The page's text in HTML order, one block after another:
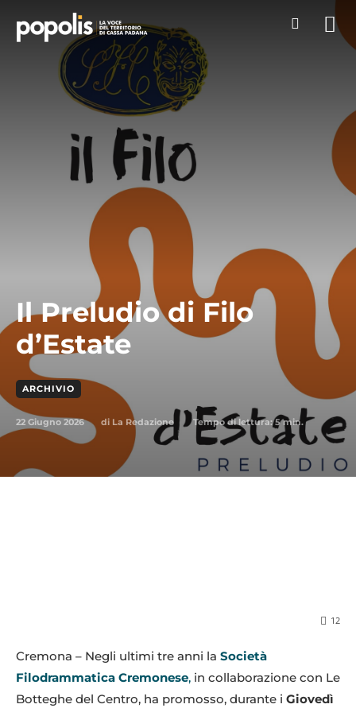
Il Preludio di Filo
d’Estate
ARCHIVIO
22 Giugno 2026 di La Redazione Tempo di lettura:5min.
12
Cremona – Negli ultimi tre anni la Società
Filodrammatica Cremonese, in collaborazione con Le
Botteghe del Centro, ha promosso, durante i Giovedì